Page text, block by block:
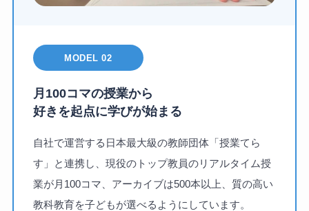
MODEL 02
月100コマの授業から
好きを起点に学びが始まる
自社で運営する日本最大級の教師団体「授業てら
す」と連携し、現役のトップ教員のリアルタイム授
業が月100コマ、アーカイブは500本以上、質の高い
教科教育を子どもが選べるようにしています。